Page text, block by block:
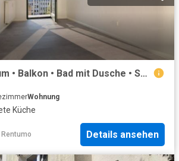
Stollberg • 2 Raum • Balkon • Bad mit Dusche • Sonnig • Einbauküche • jetzt anschauen!
Wohnung
Küche
Rentumo Details ansehen